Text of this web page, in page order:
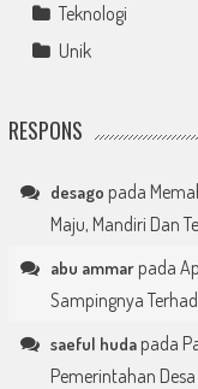
Teknologi
Unik
RESPONS
desago pada
Maju, Mandiri Dan
abu ammarpada
Sampingnya
saeful hudapada
Pemerintahan